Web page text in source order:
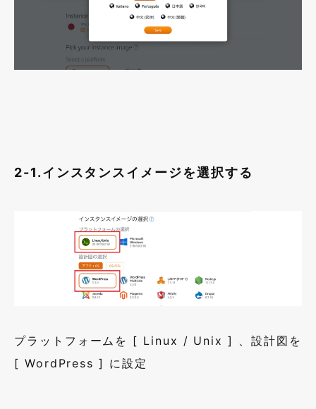
2-1.インスタンスイメージを選択する
プラットフォームを Linux / Unix
、設計図を
WordPress に設定